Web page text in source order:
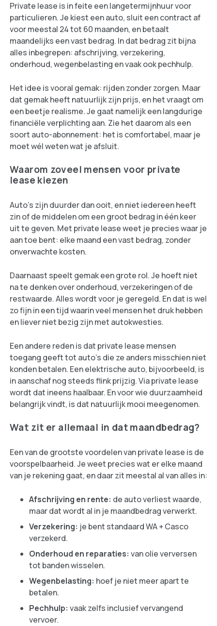
Private lease is in feite een langetermijnhuur voor
particulieren. Je kiest een auto, sluit een contract af
voor meestal 24 tot 60 maanden, en betaalt
maandelijks een vast bedrag. In dat bedrag zit bijna
alles inbegrepen: afschrijving, verzekering,
onderhoud, wegenbelasting en vaak ook pechhulp.
Het idee is vooral gemak: rijden zonder zorgen. Maar
dat gemak heeft natuurlijk zijn prijs, en het vraagt om
een beetje realisme. Je gaat namelijk een langdurige
financiële verplichting aan. Zie het daarom als een
soort auto-abonnement: het is comfortabel, maar je
moet wél weten wat je afsluit.
Waarom zoveel mensen voor private
lease kiezen
Auto’s zijn duurder dan ooit, en niet iedereen heeft
zin of de middelen om een groot bedrag in één keer
uit te geven. Met private lease weet je precies waar je
aan toe bent: elke maand een vast bedrag, zonder
onverwachte kosten.
Daarnaast speelt gemak een grote rol. Je hoeft niet
na te denken over onderhoud, verzekeringen of de
restwaarde. Alles wordt voor je geregeld. En dat is wel
zo fijn in een tijd waarin veel mensen het druk hebben
en liever niet bezig zijn met autokwesties.
Een andere reden is dat private lease mensen
toegang geeft tot auto’s die ze anders misschien niet
konden betalen. Een elektrische auto, bijvoorbeeld, is
in aanschaf nog steeds flink prijzig. Via private lease
wordt dat ineens haalbaar. En voor wie duurzaamheid
belangrijk vindt, is dat natuurlijk mooi meegenomen.
Wat zit er allemaal in dat maandbedrag?
Een van de grootste voordelen van private lease is de
voorspelbaarheid. Je weet precies wat er elke maand
van je rekening gaat, en daar zit meestal al van alles in:
Afschrijving en rente: de auto verliest waarde,
maar dat wordt al in je maandbedrag verwerkt.
Verzekering: je bent standaard WA + Casco
verzekerd.
Onderhoud en reparaties: van olie verversen
tot banden wisselen.
Wegenbelasting: hoef je niet meer apart te
betalen.
Pechhulp: vaak zelfs inclusief vervangend
vervoer.